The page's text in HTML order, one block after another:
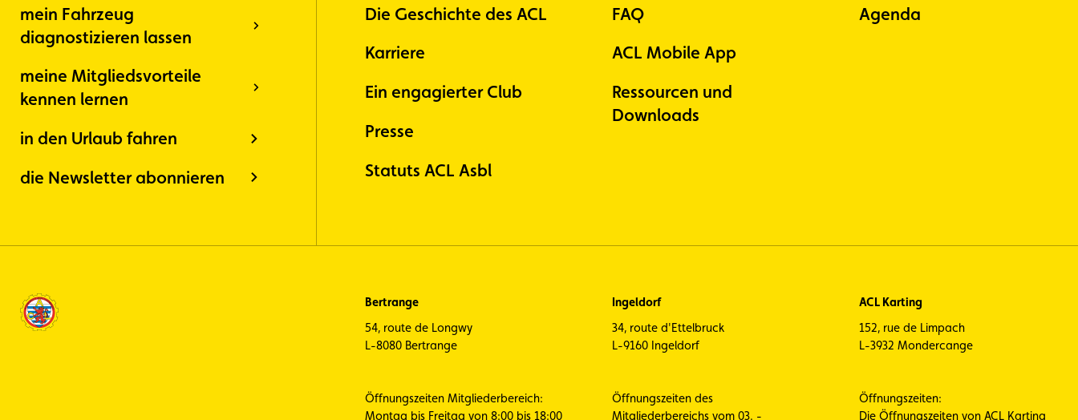
mein Fahrzeug
diagnostizieren lassen
meine Mitgliedsvorteile
kennen lernen
in den Urlaub fahren
die Newsletter abonnieren
Die Geschichte des ACL
Karriere
Ein engagierter Club
Presse
Statuts ACL Asbl
FAQ
ACL Mobile App
Ressourcen und
Downloads
Agenda
Bertrange
54, route de Longwy
L-8080 Bertrange
Öffnungszeiten Mitgliederbereich:
Montag bis Freitag von 8:00 bis 18:00
Ingeldorf
34, route d'Ettelbruck
L-9160 Ingeldorf
Öffnungszeiten des
Mitgliederbereichs vom 03. -
ACL Karting
152, rue de Limpach
L-3932 Mondercange
Öffnungszeiten:
Die Öffnungszeiten von ACL Karting